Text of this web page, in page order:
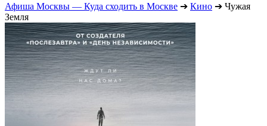
Афиша Москвы — Куда сходить в Москве ➔ Кино ➔ Чужая
Земля